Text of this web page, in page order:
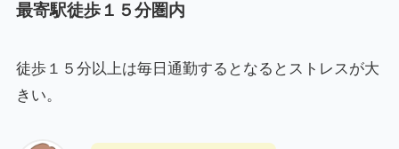
最寄駅徒歩１５分圏内
徒歩１５分以上は毎日通勤するとなるとストレスが大
きい。